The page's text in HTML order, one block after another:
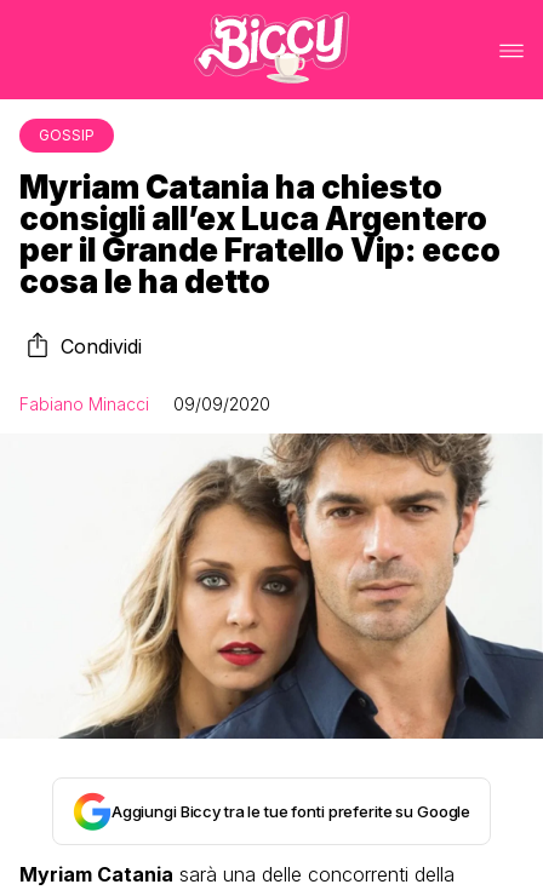
GOSSIP
Myriam Catania ha chiesto
consigli all’ex Luca Argentero
per il Grande Fratello Vip: ecco
cosa le ha detto
Condividi
Fabiano Minacci 09/09/2020
Aggiungi Biccy tra le tue fonti preferite su Google
Myriam Catania sarà una delle concorrenti della